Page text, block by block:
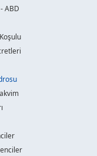
ABD